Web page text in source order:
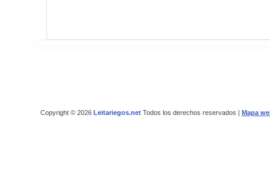
Copyright © 2026 Leitariegos.netTodos los derechos reservados | Mapa